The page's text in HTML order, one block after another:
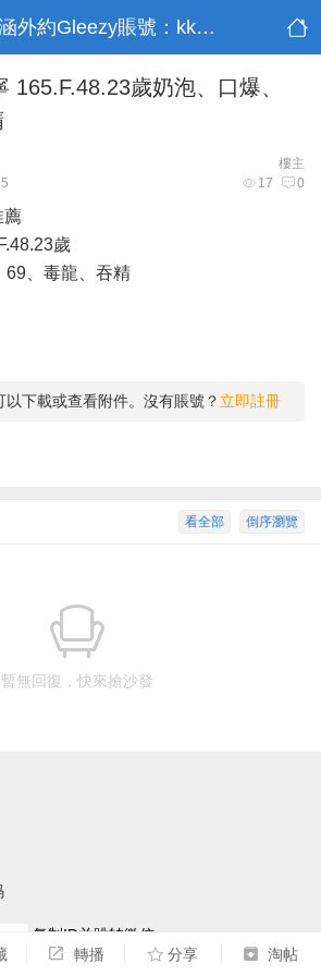
臺灣雨涵外約Gleezy賬號：kk9003
165.F.48.23歲奶泡、口爆、
樓主
17 0
薦
歲
69、毒龍、吞精
以下載或查看附件。沒有賬號？ 立即註冊
倒序瀏覽
看全部
暫無回復，快來搶沙發
轉播 分享 淘帖
复制ID并跳转微信